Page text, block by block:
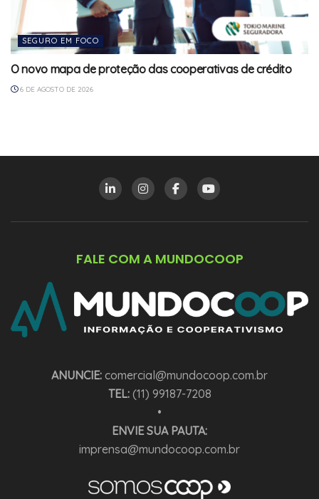
SEGURO EM FOCO
O novo mapa de proteção das cooperativas de crédito
6 DE AGOSTO DE 2026
FALE COM A MUNDOCOOP
ANUNCIE: comercial@mundocoop.com.br
TEL:(11) 99187-7208
•
ENVIE SUA PAUTA:
imprensa@mundocoop.com.br